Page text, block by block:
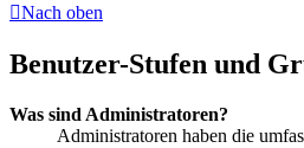
Nach oben
Benutzer-Stufen und
Was sind Administratoren?
Administratoren haben die